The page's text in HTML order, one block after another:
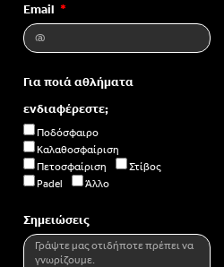
Email
Για ποιά αθλήματα
ενδιαφέρεστε;
Ποδόσφαιρο
Καλαθοσφαίριση
Πετοσφαίριση
Στίβος
Padel
Άλλο
Σημειώσεις